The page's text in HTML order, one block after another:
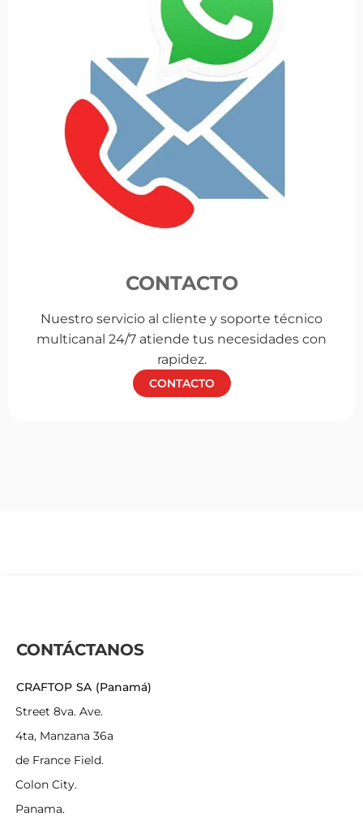
CONTACTO
Nuestro servicio al cliente y soporte técnico
multicanal 24/7 atiende tus necesidades con
rapidez.
CONTACTO
CONTÁCTANOS
CRAFTOP SA (Panamá)
Street 8va. Ave.
4ta, Manzana 36a
de France Field.
Colon City.
Panama.